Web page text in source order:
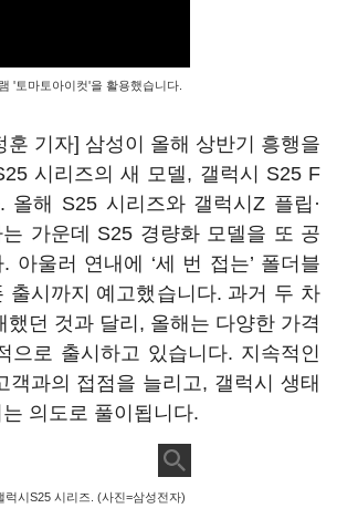
'토마토아이컷'을 활용했습니다.
훈 기자] 삼성이 올해 상반기 흥행을
시리즈의 새 모델, 갤럭시 S25 F
올해 S25 시리즈와 갤럭시Z 플립·
가운데 S25 경량화 모델을 또 공
아울러 연내에 ‘세 번 접는’ 폴더블
출시까지 예고했습니다. 과거 두 차
했던 것과 달리, 올해는 다양한 가격
으로 출시하고 있습니다. 지속적인
객과의 접점을 늘리고, 갤럭시 생태
의도로 풀이됩니다.
럭시S25 시리즈. (사진=삼성전자)